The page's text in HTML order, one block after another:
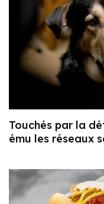
Touchés par la
ému les réseaux